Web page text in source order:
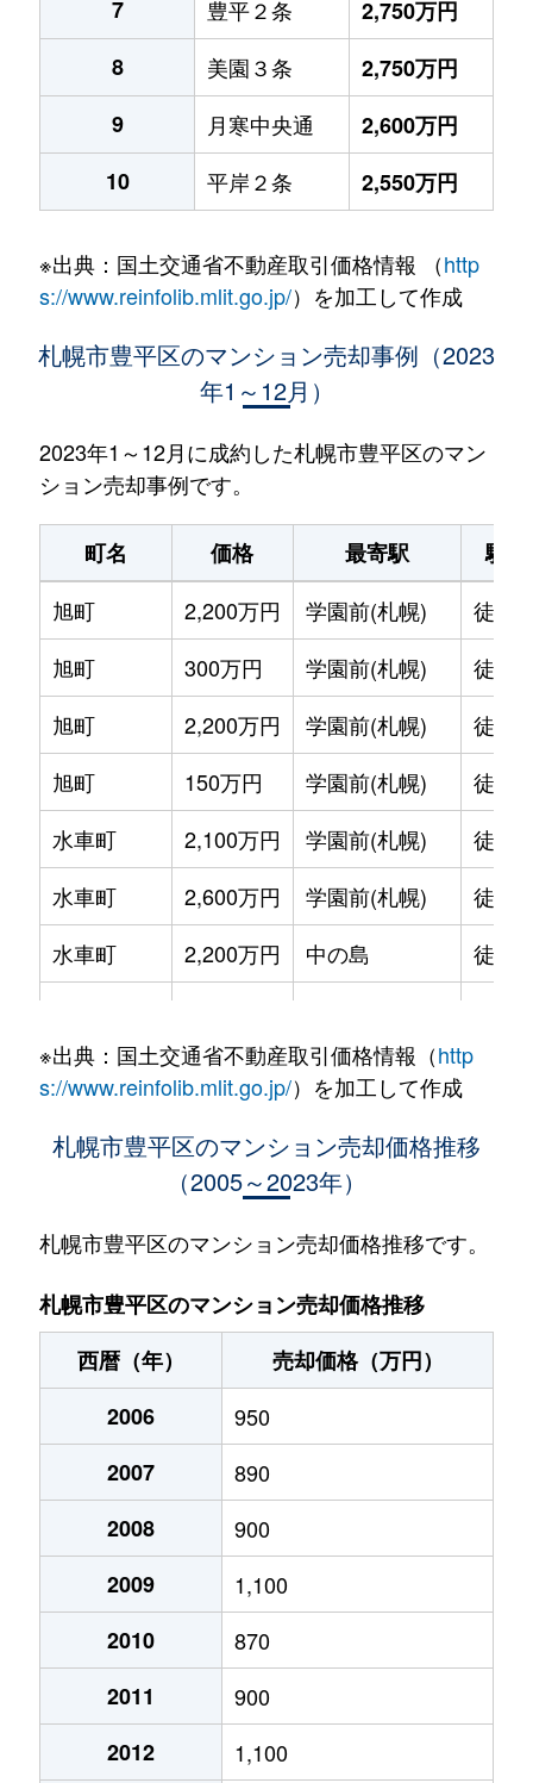
7 豊平２条
2,750万円
8
美園３条
2,750万円
9
月寒中央通
2,600万円
10
平岸２条 2,550万円
※出典：国土交通省不動産取引価格情報 （http
s://www.reinfolib.mlit.go.jp/）を加工して作成
札幌市豊平区のマンション売却事例（2023
年1～12月）
2023年1～12月に成約した札幌市豊平区のマン
ション売却事例です。
町名 価格 最寄駅
駅
旭町
2,200万円 学園前(札幌)
徒歩
旭町
300万円 学園前(札幌)
徒歩
旭町
2,200万円 学園前(札幌)
徒歩
旭町
150万円 学園前(札幌)
徒歩
水車町
2,100万円 学園前(札幌)
徒歩
水車町
2,600万円 学園前(札幌)
徒歩
水車町
2,200万円 中の島
徒歩
水車町
1,400万円 中の島
徒歩
2,500万円 月寒中央
月寒中央通
2,700万円 月寒中央
月寒中央通
1,500万円 月寒中央
月寒中央通
3,000万円 月寒中央
月寒中央通
2,000万円
月寒中央通
260万円
月寒中央通
3,000万円
月寒中央通
3,300万円
月寒西１条
2,900万円
月寒西１条
1,600万円
月寒西１条
1,400万円
※出典：国土交通省不動産取引価格情報（http
s://www.reinfolib.mlit.go.jp/）を加工して作成
札幌市豊平区のマンション売却価格推移
（2005～2023年）
札幌市豊平区のマンション売却価格推移です。
札幌市豊平区のマンション売却価格推移
西暦（年）
売却価格（万円）
2006
950
2007
890
2008
900
2009
1,100
2010
870
2011
900
2012
1,100